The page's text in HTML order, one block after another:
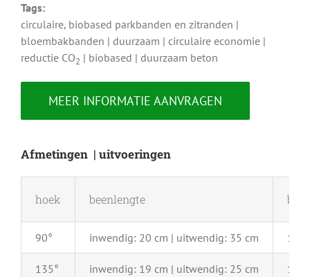
Tags:
circulaire, biobased parkbanden en zitranden |
bloembakbanden | duurzaam | circulaire economie |
reductie CO2 | biobased | duurzaam beton
MEER INFORMATIE AANVRAGEN
Afmetingen | uitvoeringen
hoek beenlengte
90° inwendig: 20 cm | uitwendig: 35 cm 15
135° inwendig: 19 cm | uitwendig: 25 cm 15